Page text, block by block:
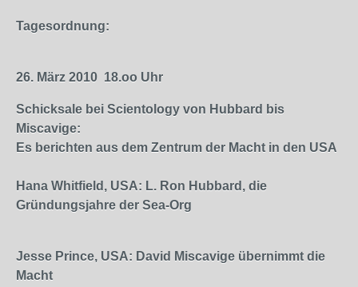
Tagesordnung:
26. März 2010 18.oo Uhr
Schicksale bei Scientology von Hubbard bis
Miscavige:
Es berichten aus dem Zentrum der Macht in den USA
Hana Whitfield, USA: L. Ron Hubbard, die
Gründungsjahre der Sea-Org
Jesse Prince, USA: David Miscavige übernimmt die
Macht